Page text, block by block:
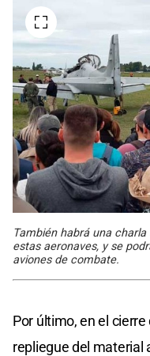
También habrá una
estas aeronaves, y se
aviones de combate.
Por último, en el
repliegue del material